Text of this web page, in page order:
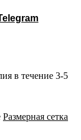
в течение 3-5
Размерная сетка